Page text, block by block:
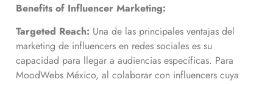
Benefits of Influencer Marketing:
Targeted Reach: Una de las principales ventajas del
marketing de influencers en redes sociales es su
capacidad para llegar a audiencias específicas. Para
MoodWebs México, al colaborar con influencers cuya